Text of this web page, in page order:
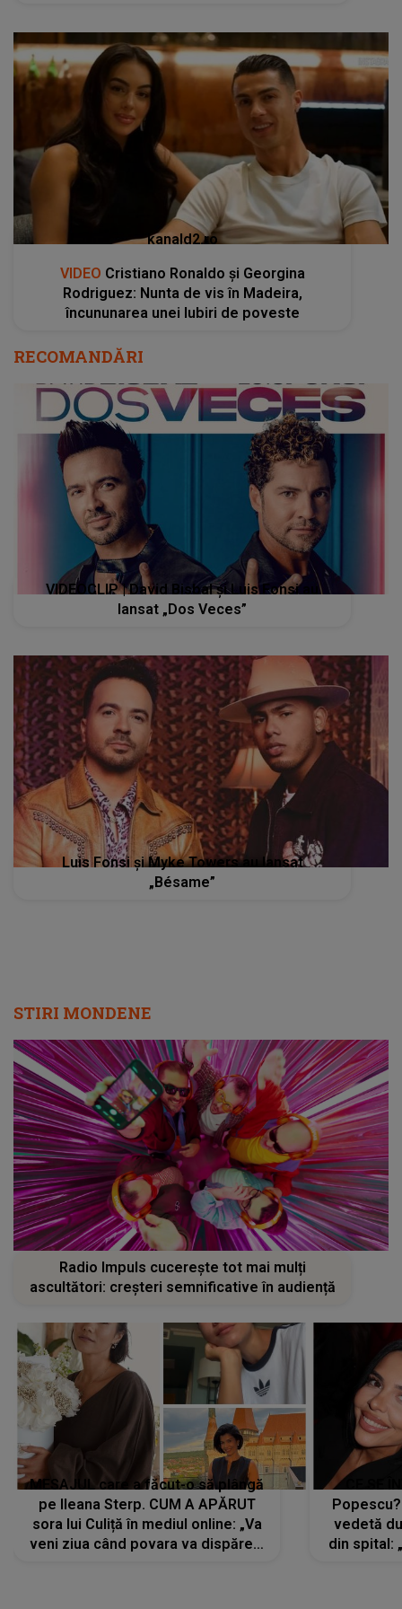
kanald2.ro
VIDEO Cristiano Ronaldo și Georgina
Rodriguez: Nunta de vis în Madeira,
încununarea unei Iubiri de poveste
RECOMANDĂRI
VIDEOCLIP | David Bisbal și Luis Fonsi au
lansat „Dos Veces”
Luis Fonsi și Myke Towers au lansat
„Bésame”
STIRI MONDENE
Radio Impuls cucerește tot mai mulți
ascultători: creșteri semnificative în audiență
MESAJUL care a făcut-o să plângă
pe Ileana Sterp. CUM A APĂRUT
sora lui Culiță în mediul online: „Va
veni ziua când povara va dispărea,
vedetă
din spital: